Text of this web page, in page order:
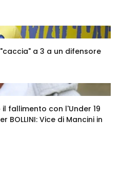
è "caccia" a 3 a un difensore
il fallimento con l'Under 19
Vice di Mancini in